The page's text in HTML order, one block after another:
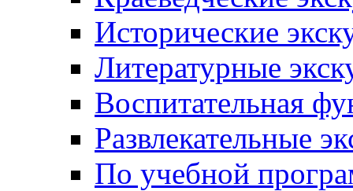
Исторические
Литературные
Воспитательная
Развлекательные
По учебной